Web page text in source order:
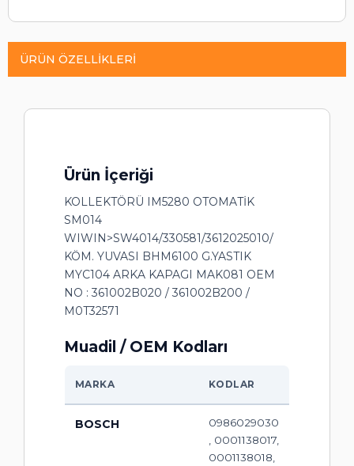
ÜRÜN ÖZELLIKLERI
Ürün İçeriği
KOLLEKTÖRÜ IM5280 OTOMATİK
SM014
WIWIN>SW4014/330581/3612025010/
KÖM. YUVASI BHM6100 G.YASTIK
MYC104 ARKA KAPAGI MAK081 OEM
NO : 361002B020 / 361002B200 /
M0T32571
Muadil / OEM Kodları
MARKA KODLAR
BOSCH
0986029030
, 0001138017,
0001138018,